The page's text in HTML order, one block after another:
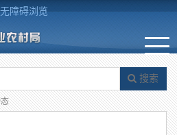
无障碍浏览
搜索